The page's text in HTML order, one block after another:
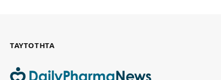
ΤΑΥΤΟΤΗΤΑ